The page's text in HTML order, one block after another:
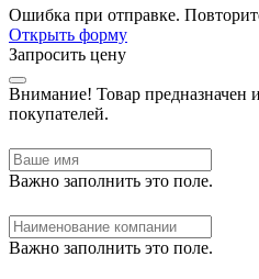
Ошибка при отправке.
Открыть форму
Запросить цену
Внимание! Товар предназначен
покупателей.
Важно заполнить это поле.
Важно заполнить это поле.